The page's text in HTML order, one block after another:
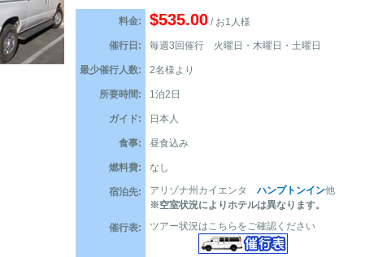
料金: $535.00/ お1人様
催行日: 毎週3回催行 火曜日・木曜日・土曜日
最少催行人数: 2名様より
所要時間: 1泊2日
ガイド: 日本人
食事: 昼食込み
燃料費: なし
宿泊先: アリゾナ州カイエンタハンプトンイン他
※空室状況によりホテルは異なります。
催行表:
ツアー状況はこちらをご確認ください